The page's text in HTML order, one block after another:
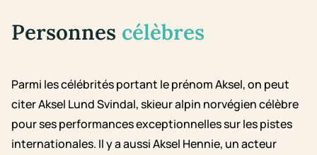
Personnes célèbres
Parmi les célébrités portant le prénom Aksel, on peut
citer Aksel Lund Svindal, skieur alpin norvégien célèbre
pour ses performances exceptionnelles sur les pistes
internationales. Il y a aussi Aksel Hennie, un acteur